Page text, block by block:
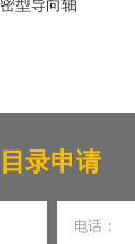
目录申请